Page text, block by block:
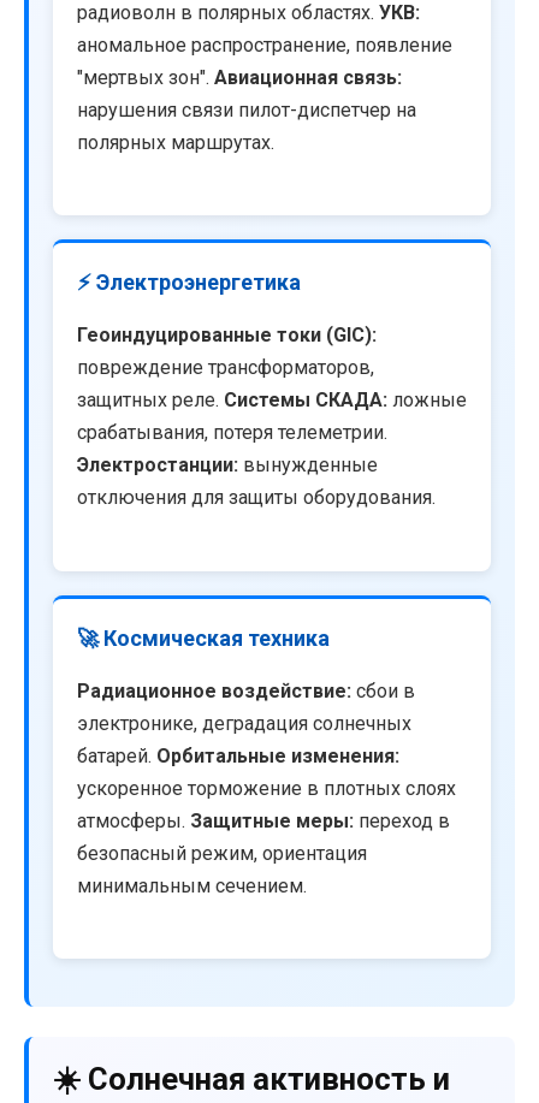
радиоволн в полярных областях. УКВ:
аномальное распространение, появление
"мертвых зон". Авиационная связь:
нарушения связи пилот-диспетчер на
полярных маршрутах.
⚡ Электроэнергетика
Геоиндуцированные токи (GIC):
повреждение трансформаторов,
защитных реле. Системы СКАДА: ложные
срабатывания, потеря телеметрии.
Электростанции: вынужденные
отключения для защиты оборудования.
🚀 Космическая техника
Радиационное воздействие: сбои в
электронике, деградация солнечных
батарей. Орбитальные изменения:
ускоренное торможение в плотных слоях
атмосферы. Защитные меры: переход в
безопасный режим, ориентация
минимальным сечением.
☀️ Солнечная активность и